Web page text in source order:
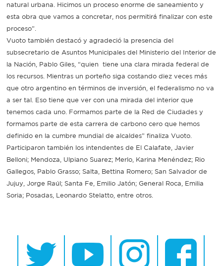
natural urbana. Hicimos un proceso enorme de saneamiento y
esta obra que vamos a concretar, nos permitirá finalizar con este
proceso”.
Vuoto también destacó y agradeció la presencia del
subsecretario de Asuntos Municipales del Ministerio del Interior de
la Nación, Pablo Giles, “quien tiene una clara mirada federal de
los recursos. Mientras un porteño siga costando diez veces más
que otro argentino en términos de inversión, el federalismo no va
a ser tal. Eso tiene que ver con una mirada del interior que
tenemos cada uno. Formamos parte de la Red de Ciudades y
formamos parte de esta carrera de carbono cero que hemos
definido en la cumbre mundial de alcaldes” finaliza Vuoto.
Participaron también los intendentes de El Calafate, Javier
Belloni; Mendoza, Ulpiano Suarez; Merlo, Karina Menéndez; Rio
Gallegos, Pablo Grasso; Salta, Bettina Romero; San Salvador de
Jujuy, Jorge Raúl; Santa Fe, Emilio Jatón; General Roca, Emilia
Soria; Posadas, Leonardo Stelatto, entre otros.